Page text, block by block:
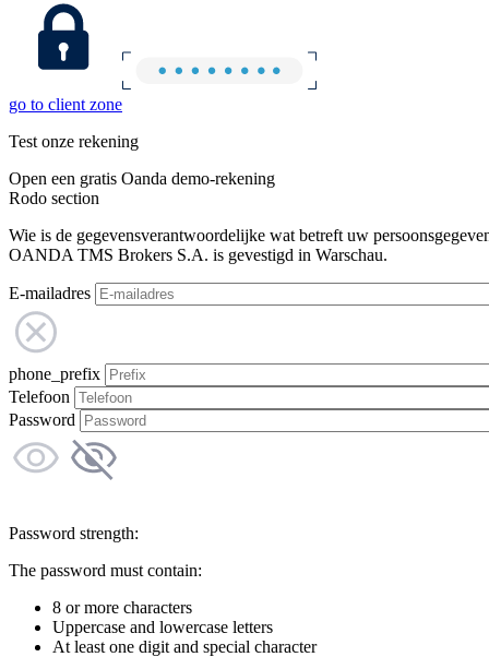
go to client zone
Test onze rekening
Open een gratis Oanda demo-rekening
Rodo section
Wie is de gegevensverantwoordelijke wat betreft uw
OANDA TMS Brokers S.A. is gevestigd in Warschau.
E-mailadres
phone_prefix
Telefoon
Password
Password strength:
The password must contain:
8 or more characters
Uppercase and lowercase letters
At least one digit and special character